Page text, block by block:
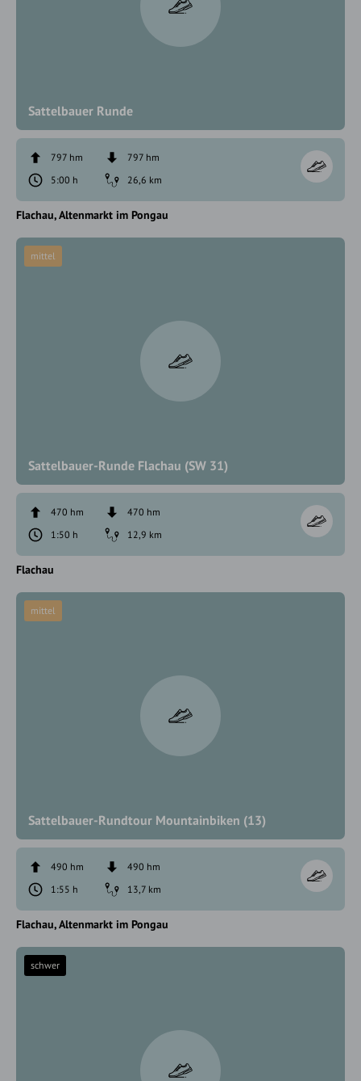
Sattelbauer Runde
797 hm
797 hm
5:00 h
26,6 km
Flachau Altenmarkt im Pongau
Sattelbauer-Runde Flachau (SW 31)
mittel
470 hm
470 hm
1:50 h
12,9 km
Flachau
Sattelbauer-Rundtour Mountainbiken (13)
mittel
490 hm
490 hm
1:55 h
13,7 km
Flachau Altenmarkt im Pongau
schwer